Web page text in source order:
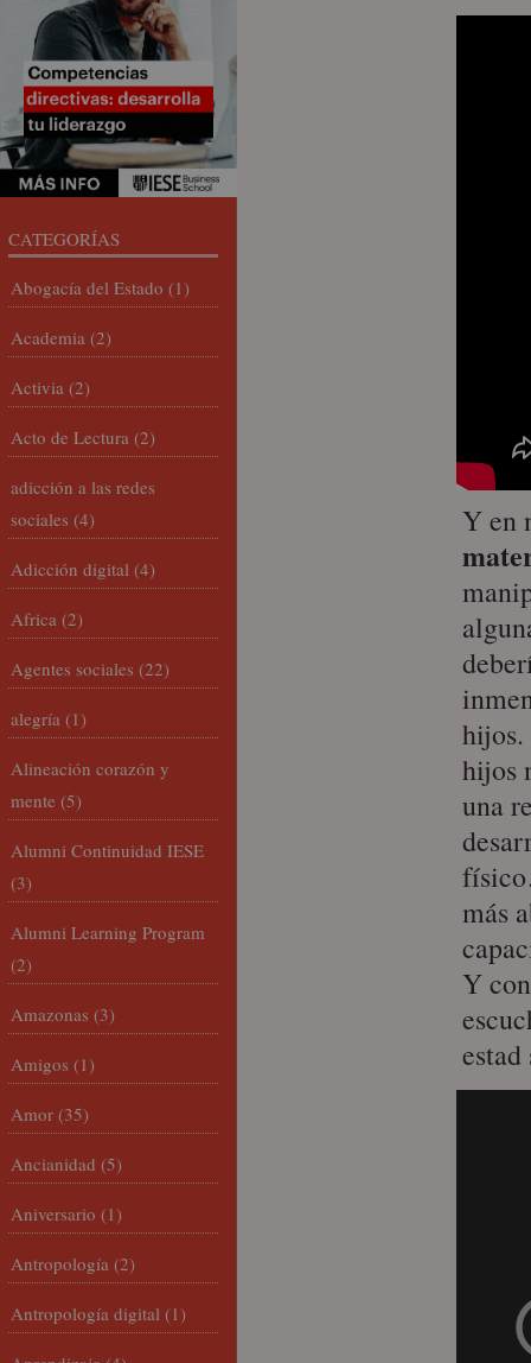
Y en
hijos.
hijos
una
más
Y
CATEGORÍAS
Abogacía del Estado (1)
Academia (2)
Activia (2)
Acto de Lectura (2)
adicción a las redes
sociales (4)
Adicción digital (4)
Africa (2)
Agentes sociales (22)
alegría (1)
Alineación corazón y
mente (5)
Alumni Continuidad IESE
(3)
Alumni Learning Program
(2)
Amazonas (3)
Amigos (1)
Amor (35)
Ancianidad (5)
Aniversario (1)
Antropología (2)
Antropología digital (1)